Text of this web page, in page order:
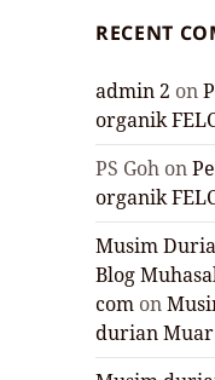
RECENT
admin 2 on
organik
PS Goh on
organik
Musim
Blog
com on
durian Muar